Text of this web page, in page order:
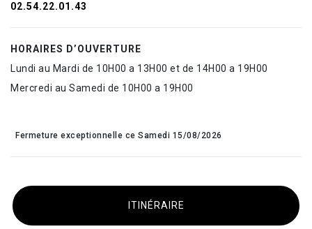
02.54.22.01.43
HORAIRES D’OUVERTURE
Lundi au Mardi de 10H00 a 13H00 et de 14H00 a 19H00
Mercredi au Samedi de 10H00 a 19H00
Fermeture exceptionnelle ce Samedi 15/08/2026
ITINÉRAIRE